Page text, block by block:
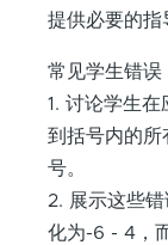
提供必要的指
常见学生错误
1. 讨论学生
到括号内的所
号。
2. 展示这些
化为-6 - 4，